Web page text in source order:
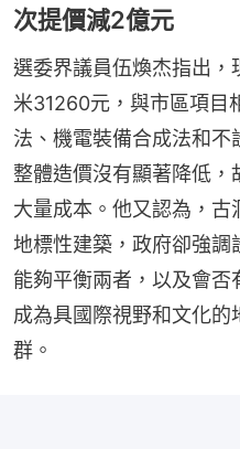
次提價減2億元
選委界議員伍煥杰指出，
米31260元，與市區項目
法、機電裝備合成法和不
整體造價沒有顯著降低
大量成本。他又認為，
地標性建築，政府卻強調
能夠平衡兩者，以及會
成為具國際視野和文化
群。